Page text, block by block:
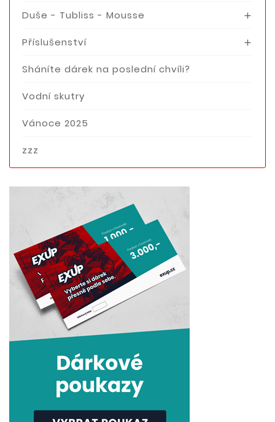
Duše - Tubliss - Mousse 
Příslušenství 
Sháníte dárek na poslední chvíli?
Vodní skutry
Vánoce 2025
zzz